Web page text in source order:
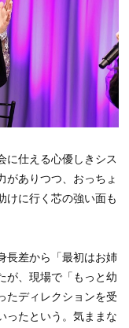
に仕える心優しきシス
がありつつ、おっちょ
けに行く芯の強い面も
長差から「最初はお姉
が、現場で「もっと幼
たディレクションを受
ったという。気ままな